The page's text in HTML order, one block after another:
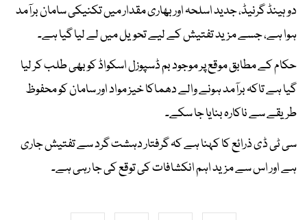
دو ہینڈ گرنیڈ، جدید اسلحہ اور بھاری مقدار میں تکنیکی سامان برآمد
ہوا ہے، جسے مزید تفتیش کے لیے تحویل میں لے لیا گیا ہے۔
حکام کے مطابق موقع پر موجود بم ڈسپوزل اسکواڈ کو بھی طلب کر لیا
گیا ہے تاکہ برآمد ہونے والے دھماکا خیز مواد اور سامان کو محفوظ
طریقے سے ناکارہ بنایا جا سکے۔
سی ٹی ڈی ذرائع کا کہنا ہے کہ گرفتار دہشت گرد سے تفتیش جاری
ہے اور اس سے مزید اہم انکشافات کی توقع کی جا رہی ہے۔